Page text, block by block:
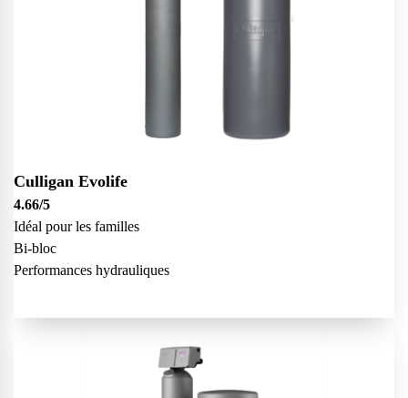
Culligan Evolife
4.66/5
Idéal pour les familles
Bi-bloc
Performances hydrauliques